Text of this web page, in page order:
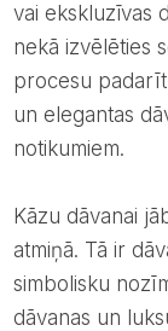
vai ekskluzīvas
nekā izvēlēties
procesu
un elegantas
notikumiem.
Kāzu dāvanai jābūt ne tikai skaistai, bet arī paliekošai
atmiņā. Tā ir
simbolisku
dāvanas un